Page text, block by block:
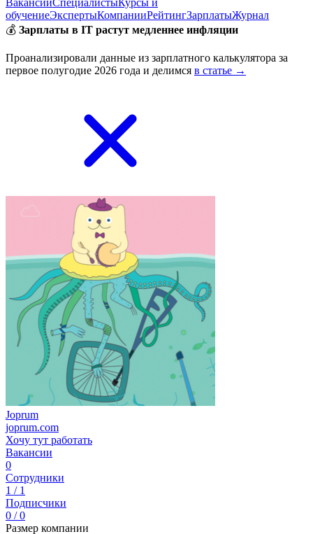
ВакансииСпециалистыКурсы и
обучениеЭкспертыКомпанииРейтингЗарплатыЖурнал
💰 Зарплаты в IT растут медленнее инфляции
Проанализировали данные из зарплатного калькулятора за
первое полугодие 2026 года и делимся в статье →
Joprum
joprum.com
Хочу тут работать
Вакансии
0
Сотрудники
1 / 1
Подписчики
0 / 0
Размер компании